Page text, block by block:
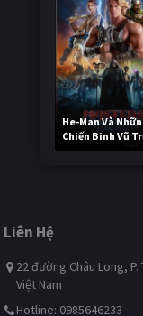
He-Man Và
Chiến Binh Vũ
242,295 lượt
Liên Hệ
22 đường Châu Long,
Việt Nam
Hotline: 0985646233